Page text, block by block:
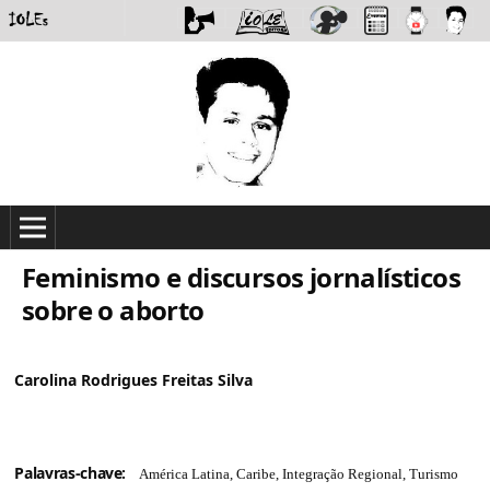
Feminismo e discursos jornalísticos
sobre o aborto
Carolina Rodrigues Freitas Silva
Palavras-chave: América Latina, Caribe, Integração Regional, Turismo